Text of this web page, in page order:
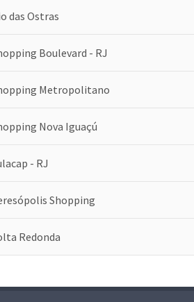
das Ostras
Boulevard - RJ
Metropolitano
Nova Iguaçú
- RJ
Shopping
Redonda